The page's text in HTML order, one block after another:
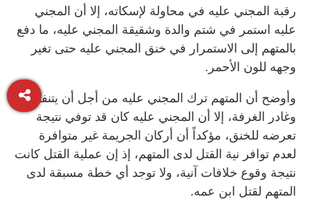
رقبة المجني عليه في محاولة لإسكاته، إلا أن المجني
عليه استمر في شتم والدة وشقيقة المجني عليه، ما دفع
بالمتهم إلى الاستمرار في خنق المجني عليه حتى تغير
وجهه للون الأحمر.
وأوضح أن المتهم ترك المجني عليه من أجل أن يتنفس
وغادر الغرفة، إلا أن المجني عليه كان قد توفي نتيجة
تعرضه للخنق، مؤكداً أن أركان الجريمة غير متوافرة
لعدم توافر نية القتل لدى المتهم، إذ إن عملية القتل كانت
نتيجة وقوع خلافات آنية، ولا توجد أي خطة مسبقة لدى
المتهم لقتل ابن عمه.